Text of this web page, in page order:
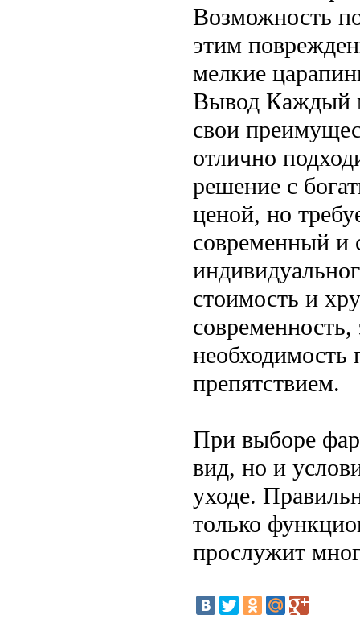
Возможность
этим
мелкие
Вывод Каждый
свои
отлично
решение с
ценой, но
современный и
стоимость и
современность,
необходимость
препятствием.
При выборе
вид, но и
уходе.
только
прослужит